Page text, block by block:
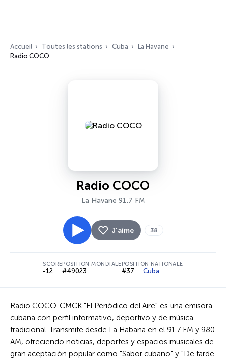
Accueil Toutes les stations Cuba
La Havane
Radio COCO
Radio COCO
La Havane 91.7 FM
J'aime 38
SCORE
-12
POSITION MONDIALE
#49023
POSITION NATIONALE
#37 Cuba
Radio COCO-CMCK "El Periódico del Aire" es una emisora
cubana con perfil informativo, deportivo y de música
tradicional. Transmite desde La Habana en el 91.7 FM y 980
AM, ofreciendo noticias, deportes y espacios musicales de
gran aceptación popular como "Sabor cubano" y "De tarde